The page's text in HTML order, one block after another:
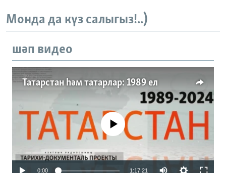
Монда да күз салыгыз!..)
шәп видео
Татарстан һәм татарлар: 1989 ел
No media source currently available
0:00 1:17:21